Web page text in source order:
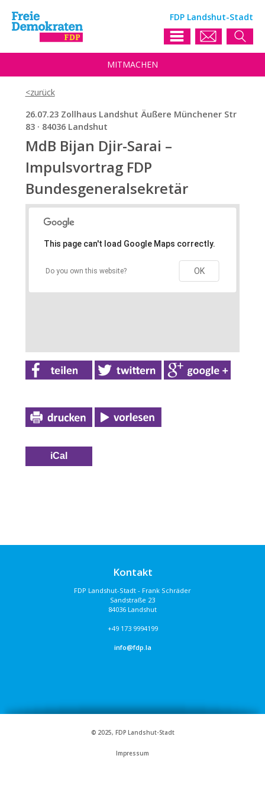
FDP Landshut-Stadt
MITMACHEN
26.07.23 Zollhaus Landshut Äußere Münchener Str
83 · 84036 Landshut
MdB Bijan Djir-Sarai –
Impulsvortrag FDP
Bundesgeneralsekretär
This page can't load Google Maps correctly.
Do you own this website? OK
iCal
Kontakt
FDP Landshut-Stadt - Frank Schräder
Sandstraße 23
84036 Landshut
+49 173 9994199
info@fdp.la
© 2025, FDP Landshut-Stadt
Impressum